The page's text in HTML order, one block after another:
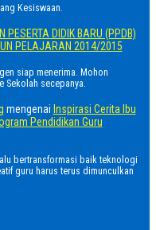
Kesiswaan.
PESERTA DIDIK BARU (PPDB)
PELAJARAN 2014/2015
siap menerima. Mohon
secepanya.
mengenai Inspirasi Cerita Ibu
Pendidikan Guru
bertransformasi baik teknologi
guru harus terus dimunculkan